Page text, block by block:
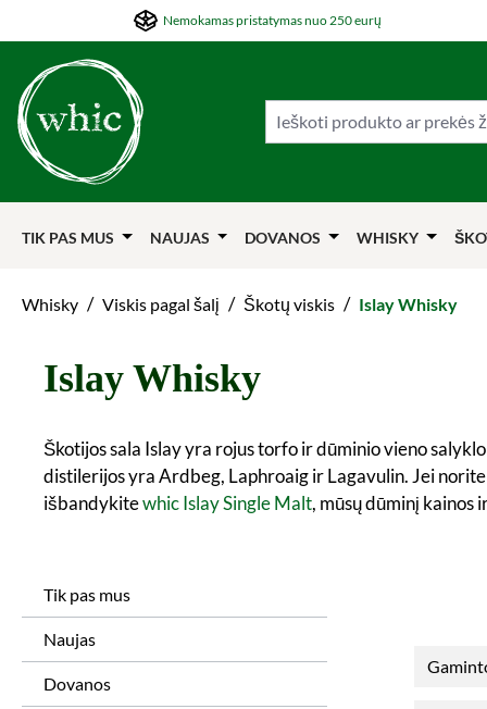
į pagrindinį turinį
Šokti į pagrindinę navigacijąNemokamas pristatymas nuo 250 eurų
TIK PAS MUS NAUJAS DOVANOS WHISKY
Whisky / Viskis pagal šalį / Škotų viskis / Islay Whisky
Islay Whisky
Škotijos sala Islay yra rojus torfo ir dūminio vieno
distilerijos yra Ardbeg, Laphroaig ir Lagavulin. Jei
išbandykitewhic Islay Single Malt, mūsų dūminį kainos
Tik pas mus
Naujas
Dovanos